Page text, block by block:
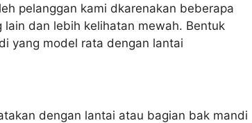
pelanggan kami dkarenakan beberapa
dan lebih kelihatan mewah. Bentuk
yang model rata dengan lantai
dengan lantai atau bagian bak mandi